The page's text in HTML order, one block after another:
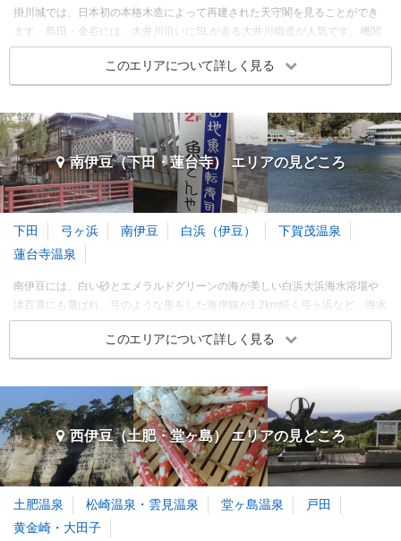
井伊家の人々が眠る
龍潭寺（りょうたんじ）
見応えあり
珍しい楽器が満載で楽しい
伊豆パノラマパーク
名所・史跡 伊豆長岡温泉
3.65
訪れたトラベラーのクチコミ
中伊豆に行くならぜひ！
HPで営業状況が確認出来ま
アトラクション的な感覚
浄蓮の滝
自然・景勝地 天城湯ヶ島温泉
3.92
訪れたトラベラーのクチコミ
伊豆を代表する観光スポッ
トクリーム
中伊豆（伊豆長岡・修善寺） 各都市の観光ランキングを見る
9～11月
12～2月
東伊豆（熱川・稲取・河津） エリアの季節別人気スポット
春3～5月 夏6～8月 秋9～11月 冬 12～2月
クリップ
伊豆稲取温泉 天下の奇祭
どんつく祭
祭り・イベント 稲取温泉
3.25
訪れたトラベラーのクチコミ
どんつく神社
寺・神社・教会 稲取温泉
3.32
訪れたトラベラーのクチコミ
掛川城では、日本初の本格木造によって再建された天守閣を見ることができ
ます。島田・金谷には、大井川沿いにSLが走る大井川鐵道が人気です。機関
車トーマスも走るので、子供にも人気があります。この大井川にかかるの
が、世界一長い木造歩道橋としてギネス登録された蓬莱橋です。国内では珍
しい有料の橋で、夜にはライトアップされます。白い灯台が美しい御前崎灯
掛川・袋井・島田・御前崎 エリア 旅行者の傾向
旅行時期 同行者
3～5月
6～8月
12～2月
※このエリアに投稿された旅行記をもとに集計
春3～5月 夏6～8月 秋9～11月 冬12～2月
クリップ クリップ
このエリアについて詳しく見る
南伊豆（下田・蓮台寺） エリアの見どころ
下田 弓ヶ浜 南伊豆 白浜（伊豆）
下賀茂温泉
蓮台寺温泉
南伊豆には、白い砂とエメラルドグリーンの海が美しい白浜大浜海水浴場や
渚百選にも選ばれ、弓のような形をした海岸線が1.2km続く弓ヶ浜など、海水
浴を楽しめます。石廊崎は伊豆半島最南端の岬で、伊豆の島々を一望できる
スポットです。下田には、イルカと触れ合える下田海中水族館や、その昔ペ
リーが歩いたというペリーロードがあります。黒船を再現したサスケハナ号
南伊豆（下田・蓮台寺） エリア 旅行者の傾向
旅行時期 同行者 予算
3～5月
6～8月
このエリアについて詳しく見る
西伊豆（土肥・堂ヶ島） エリアの見どころ
土肥温泉 松崎温泉・雲見温泉 堂ヶ島温泉
戸田
黄金崎・大田子